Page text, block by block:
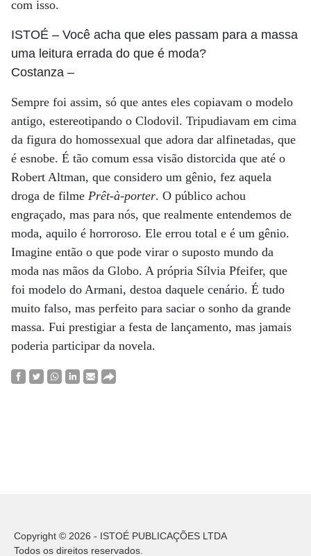
com isso.
ISTOÉ – Você acha que eles passam para a massa
uma leitura errada do que é moda?
Costanza –
Sempre foi assim, só que antes eles copiavam o modelo
antigo, estereotipando o Clodovil. Tripudiavam em cima
da figura do homossexual que adora dar alfinetadas, que
é esnobe. É tão comum essa visão distorcida que até o
Robert Altman, que considero um gênio, fez aquela
droga de filme Prêt-à-porter. O público achou
engraçado, mas para nós, que realmente entendemos de
moda, aquilo é horroroso. Ele errou total e é um gênio.
Imagine então o que pode virar o suposto mundo da
moda nas mãos da Globo. A própria Sílvia Pfeifer, que
foi modelo do Armani, destoa daquele cenário. É tudo
muito falso, mas perfeito para saciar o sonho da grande
massa. Fui prestigiar a festa de lançamento, mas jamais
poderia participar da novela.
Copyright © 2026 - ISTOÉ PUBLICAÇÕES LTDA
Todos os direitos reservados.